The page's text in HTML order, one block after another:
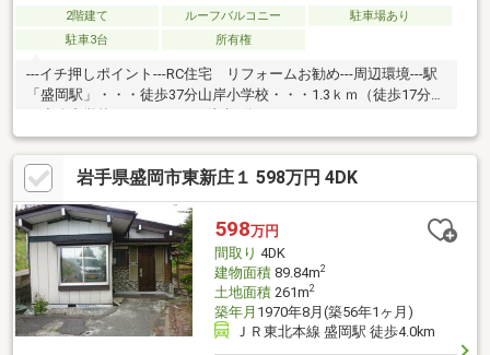
2階建て ルーフバルコニー
駐車場あり
駐車3台
所有権
---イチ押しポイント---RC住宅 リフォームお勧め---周辺環境---駅
「盛岡駅」・・・徒歩37分山岸小学校・・・1.3ｋｍ（徒歩17分）
岩手県盛岡市東新庄１ 598万円 4DK
598万円
間取り 4DK
建物面積89.84m2
土地面積261m2
築年月 1970年8月(築56年1ヶ月)
ＪＲ東北本線 盛岡駅 徒歩4.0km